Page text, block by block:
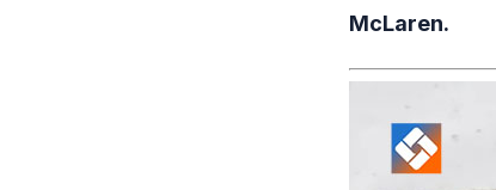
McLaren.